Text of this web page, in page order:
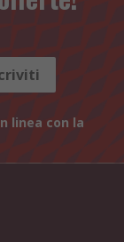
linea con la